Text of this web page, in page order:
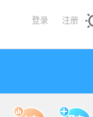
登录 注册